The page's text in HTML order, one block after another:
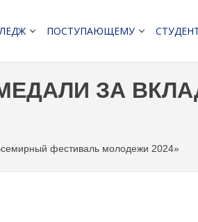
ПОСТУПАЮЩЕМУ
ЗА
фестиваль молодежи 2024»